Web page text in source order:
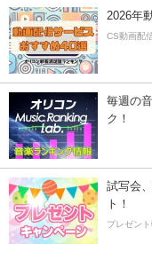
2026年
CS動画配
毎週の
ク！
試写会
ト！
プレゼン